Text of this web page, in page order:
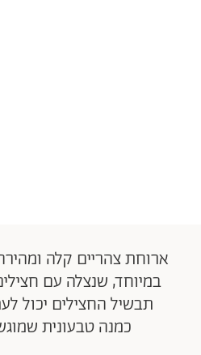
ארוחת צהריים קלה
במיוחד, שנצלה עם
תבשיל החצילים יכול
כמנה טבעונית